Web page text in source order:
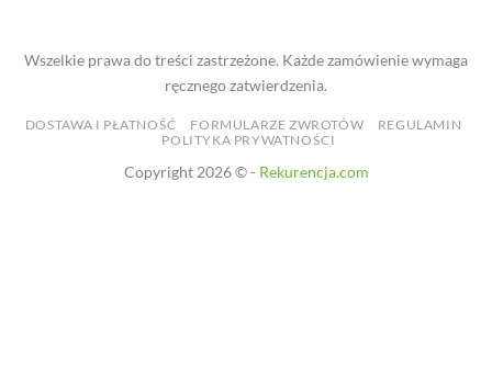
Wszelkie prawa do treści zastrzeżone. Każde zamówienie wymaga
ręcznego zatwierdzenia.
DOSTAWA I PŁATNOŚĆ FORMULARZE ZWROTÓW
REGULAMIN
POLITYKA PRYWATNOŚCI
Copyright 2026 © - Rekurencja.com